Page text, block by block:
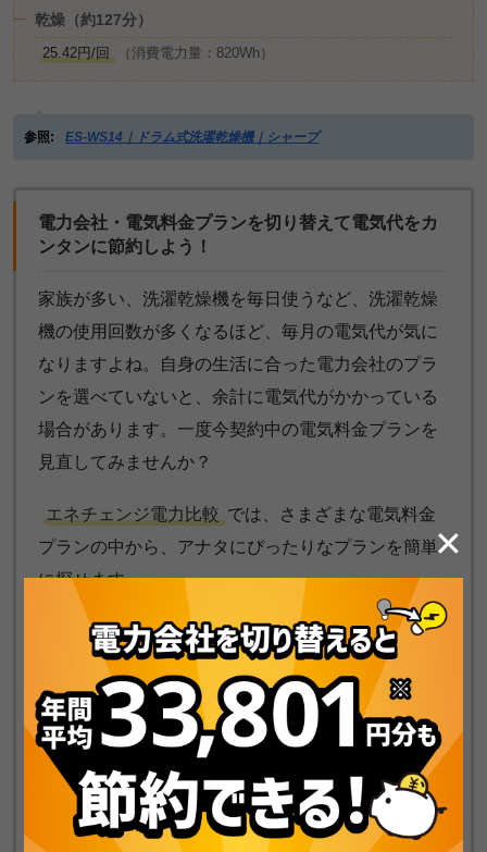
✕
乾燥（約127分）
25.42円/回 （消費電力量：820Wh）
参照: ES-WS14｜ドラム式洗濯乾燥機｜シャープ
電力会社・電気料金プランを切り替えて電気代をカ
ンタンに節約しよう！
家族が多い、洗濯乾燥機を毎日使うなど、洗濯乾燥
機の使用回数が多くなるほど、毎月の電気代が気に
なりますよね。自身の生活に合った電力会社のプラ
ンを選べていないと、余計に電気代がかかっている
場合があります。一度今契約中の電気料金プランを
見直してみませんか？
エネチェンジ電力比較 では、さまざまな電気料金
プランの中から、アナタにぴったりなプランを簡単
に探せます。
平均33,801円/年 の節約！
最安の電気料金プランを診断（無料）
エネチェンジ電力比較診断の3人世帯を選んだ結果で、節約額1位
のプランの年間節約額の平均値（特典含）。診断期間：2026/4/1
～6/30